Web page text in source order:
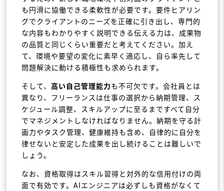
も円滑に協働できる柔軟性が必要です。要件ヒアリン
グでクライアントのニーズを正確に引き出し、専門的
な内容もわかりやすく説明できる伝える力は、成果物
の品質と同じくらい重要だと考えてください。加え
て、環境や要望の変化に素早く適応し、自ら率先して
問題解決に動ける積極性も求められます。
そして、 高い自己管理能力も不可欠です。会社員とは
異なり、フリーランスは仕事の選択から納期管理、ス
ケジュール調整、スキルアップに至るまですべて自分
でマネジメントしなければなりません。納期を守る計
画力やタスク管理、健康維持も含め、自律的に自分を
律せないと安定した成果を出し続けることは難しいで
しょう。
なお、資格取得はスキル習得と対外的な信用付けの両
面で有効です。AIエンジニアは必ずしも資格がなくて